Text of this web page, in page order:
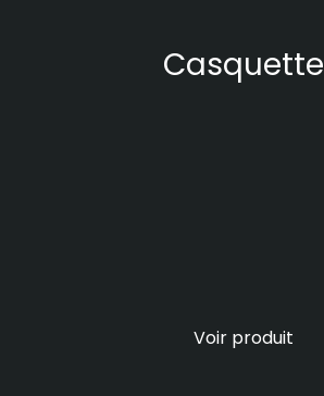
Casquette
Voir produit